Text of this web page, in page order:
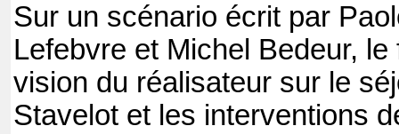
Sur un scénario écrit par
Lefebvre et Michel Bedeur,
vision du réalisateur sur le
Stavelot et les interventions